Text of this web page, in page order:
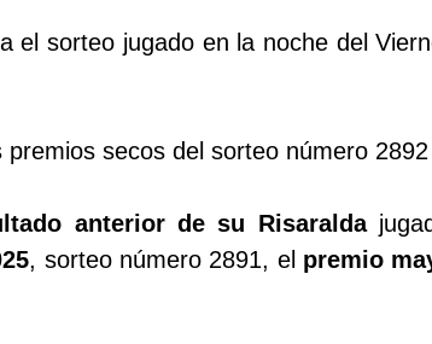
el sorteo jugado en la noche del
secos del sorteo número
anterior de su Risaralda
, sorteo número 2891, el premio